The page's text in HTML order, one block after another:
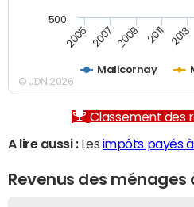
Malicornay
2005 2007 2009 2011 2013
500
© JDN 2026
Classement des
A lire aussi :Les impôts payés
Revenus des ménages